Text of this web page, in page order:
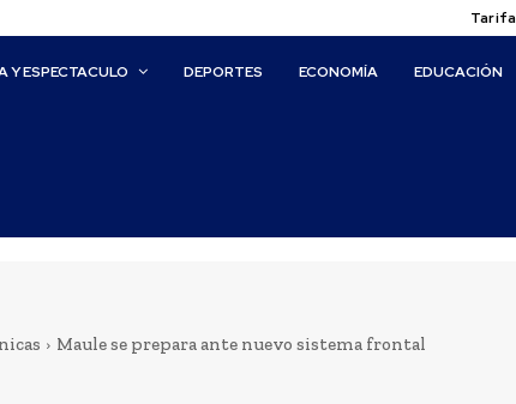
Y ESPECTACULO DEPORTES ECONOMÍA EDUCACIÓN
Maule se prepara ante nuevo sistema frontal